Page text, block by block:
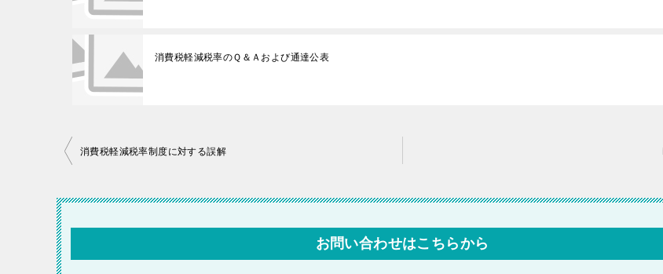
消費税軽減税率のＱ＆Ａおよび通達公表
投
ナ
ビ
消費税軽減税率制度に対する誤解
お問い合わせはこちらから